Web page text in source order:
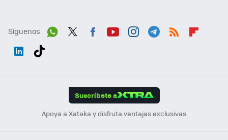
Síguenos
Suscríbete a
Apoya a Xataka y disfruta ventajas exclusivas